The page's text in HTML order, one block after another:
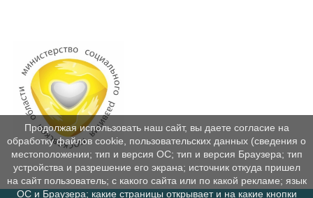
Продолжая использовать наш сайт, вы даете согласие на
обработку файлов cookie, пользовательских данных (сведения о
местоположении; тип и версия ОС; тип и версия Браузера; тип
устройства и разрешение его экрана; источник откуда пришел
на сайт пользователь; с какого сайта или по какой рекламе; язык
ОС и Браузера; какие страницы открывает и на какие кнопки